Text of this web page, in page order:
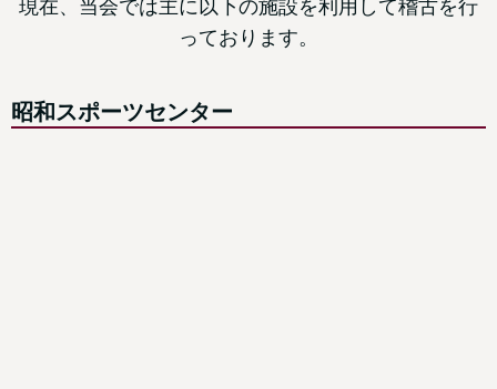
現在、当会では主に以下の施設を利用して稽古を行
っております。
昭和スポーツセンター